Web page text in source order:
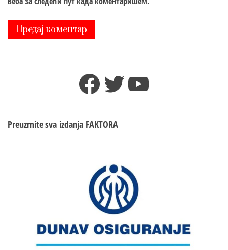
Facebook
TwitterYouTube
Preuzmite sva izdanja FAKTORA